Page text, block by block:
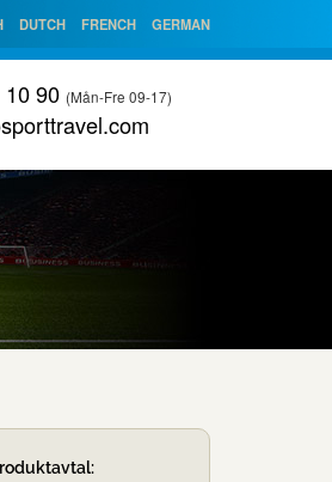
DUTCH FRENCH GERMAN
90 (Mån-Fre 09-17)